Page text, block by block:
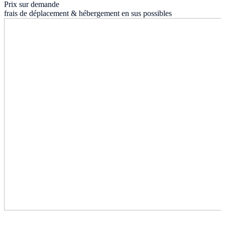
Prix sur demande
frais de déplacement & hébergement en sus possibles